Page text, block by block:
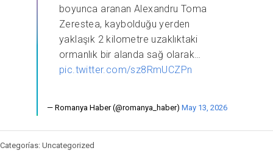
boyunca aranan Alexandru Toma
Zerestea, kaybolduğu yerden
yaklaşık 2 kilometre uzaklıktaki
ormanlık bir alanda sağ olarak…
pic.twitter.com/sz8RmUCZPn
— Romanya Haber (@romanya_haber) May 13, 2026
Categorías: Uncategorized